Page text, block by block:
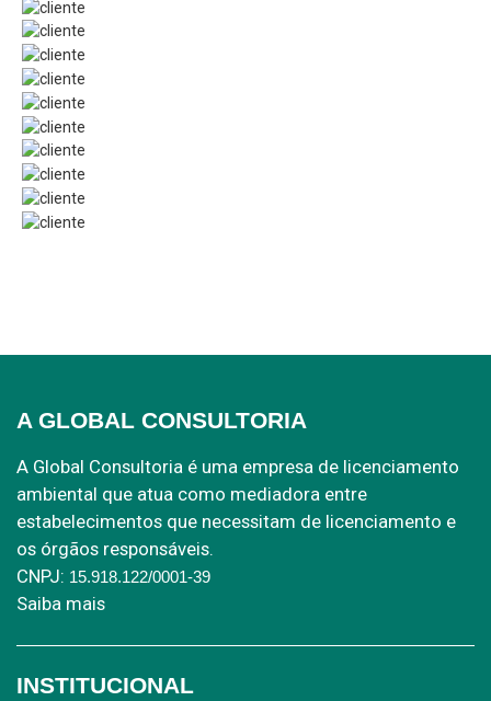
A GLOBAL CONSULTORIA
A Global Consultoria é uma empresa de licenciamento
ambiental que atua como mediadora entre
estabelecimentos que necessitam de licenciamento e
os órgãos responsáveis.
CNPJ: 15.918.122/0001-39
Saiba mais
INSTITUCIONAL